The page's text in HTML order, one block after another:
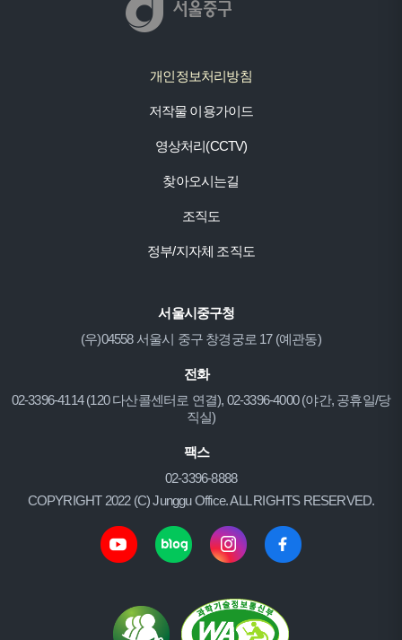
개인정보처리방침
저작물 이용가이드
영상처리(CCTV)
찾아오시는길
조직도
정부/지자체 조직도
서울시중구청
(우)04558 서울시 중구 창경궁로 17 (예관동)
전화
02-3396-4114 (120 다산콜센터로 연결), 02-3396-4000 (야간, 공휴일/당
직실)
팩스
02-3396-8888
COPYRIGHT 2022 (C) Junggu Office. ALL RIGHTS RESERVED.